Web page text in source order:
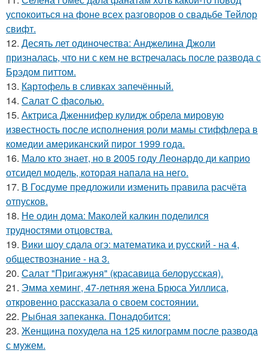
успокоиться на фоне всех разговоров о свадьбе Тейлор
свифт.
12. Десять лет одиночества: Анджелина Джоли
призналась, что ни с кем не встречалась после развода с
Брэдом питтом.
13. Картофель в сливках запечённый.
14. Салат C фaсoлью.
15. Актриса Дженнифер кулидж обрела мировую
известность после исполнения роли мамы стиффлера в
комедии американский пирог 1999 года.
16. Мало кто знает, но в 2005 году Леонардо ди каприо
отсидел модель, которая напала на него.
17. В Госдуме пpeдложили изменить пpaвила расчёта
отпусков.
18. Не один дома: Маколей калкин поделился
трудностями отцовства.
19. Вики шоу сдала огэ: математика и русский - на 4,
обществознание - на 3.
20. Салат "Пригажуня" (красавица белорусская).
21. Эмма хеминг, 47-летняя жена Брюса Уиллиса,
откровенно рассказала о своем состоянии.
22. Рыбная запеканка. Понадобится:
23. Женщина похудела на 125 килограмм после развода
с мужем.